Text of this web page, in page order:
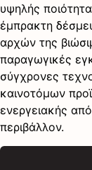
υψηλής
έμπρακτη
αρχών της
παραγωγικές
σύγχρονες
καινοτόμων
ενεργειακής
περιβάλλον.